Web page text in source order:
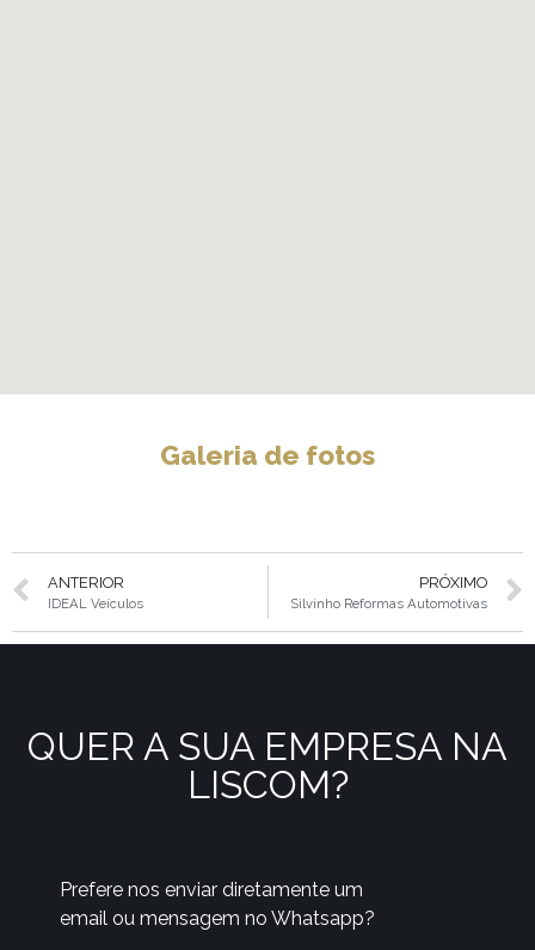
Galeria de fotos
ANTERIOR
IDEAL Veículos
PRÓXIMO
Silvinho Reformas Automotivas
QUER A SUA EMPRESA NA
LISCOM?
Prefere nos enviar diretamente um
email ou mensagem no Whatsapp?